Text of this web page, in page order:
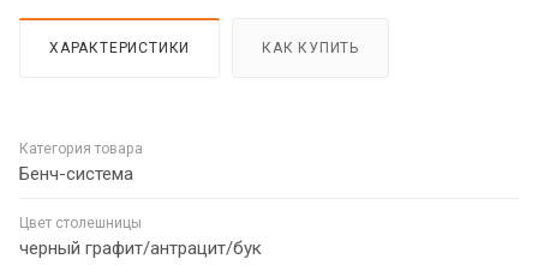
ХАРАКТЕРИСТИКИ КАК КУПИТЬ
Категория товара
Бенч-система
Цвет столешницы
черный графит/антрацит/бук